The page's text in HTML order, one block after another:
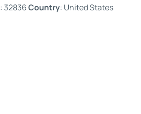
: 32836Country: United States